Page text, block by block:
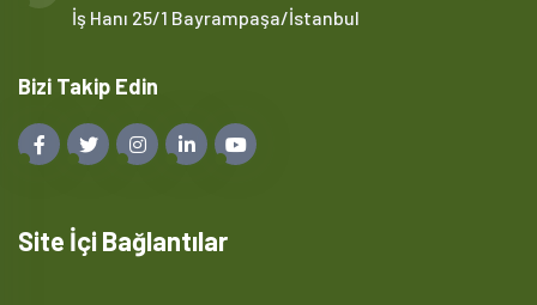
İş Hanı 25/1 Bayrampaşa/İstanbul
Bizi Takip Edin
Site İçi Bağlantılar